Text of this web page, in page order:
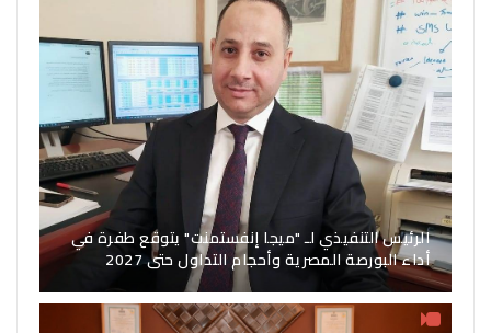
الرئيس التنفيذي لـ "ميجا إنفستمنت" يتوقع طفرة في
أداء البورصة المصرية وأحجام التداول حتى 2027